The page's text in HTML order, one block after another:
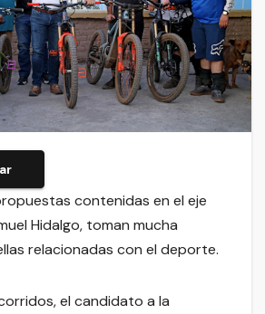
contenidas en el eje
Hidalgo, toman mucha
relacionadas con el deporte.
el candidato a la